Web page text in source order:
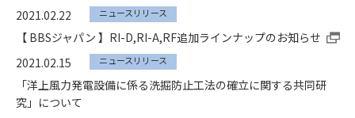
2021.02.22
ニュースリリース
【 BBSジャパン 】RI-D,RI-A,RF追加ラインナップのお知らせ
2021.02.15
ニュースリリース
「洋上風力発電設備に係る洗掘防止工法の確立に関する共同研
究」について